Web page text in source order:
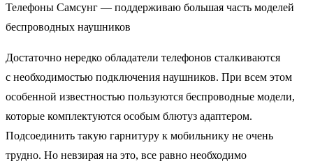
Телефоны Самсунг — поддерживаю большая часть моделей
беспроводных наушников
Достаточно нередко обладатели телефонов сталкиваются
с необходимостью подключения наушников. При всем этом
особенной известностью пользуются беспроводные модели,
которые комплектуются особым блютуз адаптером.
Подсоединить такую гарнитуру к мобильнику не очень
трудно. Но невзирая на это, все равно необходимо